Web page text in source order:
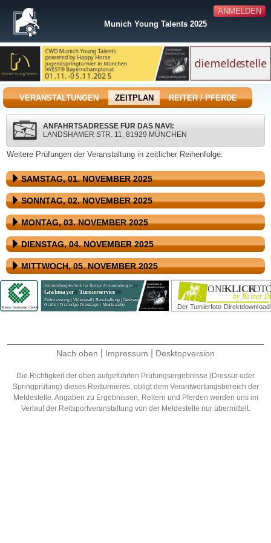
ANMELDEN
Munich Young Talents 2025
VERANSTALTUNGEN ZEITPLAN REITER / PFERDE
ANFAHRTSADRESSE FÜR DAS NAVI:
LANDSHAMER STR. 11, 81929 MÜNCHEN
Weitere Prüfungen der Veranstaltung in zeitlicher Reihenfolge:
SAMSTAG, 01. NOVEMBER 2025
SONNTAG, 02. NOVEMBER 2025
MONTAG, 03. NOVEMBER 2025
DIENSTAG, 04. NOVEMBER 2025
MITTWOCH, 05. NOVEMBER 2025
Nach oben Impressum Desktopversion
Die Richtigkeit der oben aufgeführten Prüfungsergebnisse (Dressur oder
Springprüfung) dieses Reitturnieres, obligt dem Verantwortungsbereich der
Meldestelle. Angaben zu Ergebnissen, Reitern und Pferden werden uns im
Verlauf der Reitsportveranstaltung von der Meldestelle nur übermittelt.